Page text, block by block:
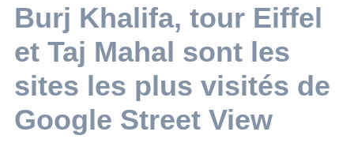
Burj Khalifa, tour Eiffel
et Taj Mahal sont les
sites les plus visités de
Google Street View